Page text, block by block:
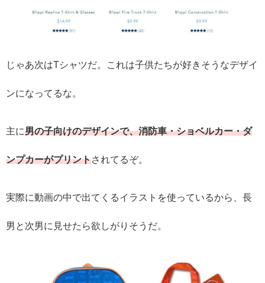
じゃあ次はTシャツだ。これは子供たちが好きそうなデザイ
ンになってるな。
主に男の子向けのデザインで、消防車・ショベルカー・ダ
ンプカーがプリントされてるぞ。
実際に動画の中で出てくるイラストを使っているから、長
男と次男に見せたら欲しがりそうだ。